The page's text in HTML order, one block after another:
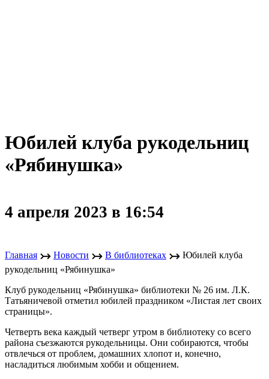
Юбилей клуба рукодельниц
«Рябинушка»
4 апреля 2023 в 16:54
Главная ↣ Новости ↣ В библиотеках ↣ Юбилей клуба
рукодельниц «Рябинушка»
Клуб рукодельниц «Рябинушка» библиотеки № 26 им. Л.К.
Татьяничевой отметил юбилей праздником «Листая лет своих
страницы».
Четверть века каждый четверг утром в библиотеку со всего
района съезжаются рукодельницы. Они собираются, чтобы
отвлечься от проблем, домашних хлопот и, конечно,
насладиться любимым хобби и общением.